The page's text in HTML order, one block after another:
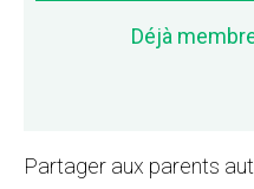
Déjà
Partager aux parents